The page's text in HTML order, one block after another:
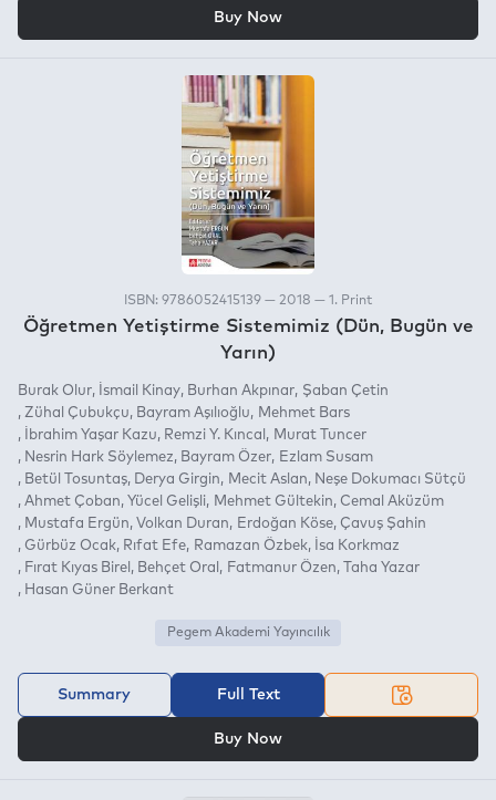
Buy Now
ISBN: 9786052415139 — 2018 — 1. Print
Öğretmen Yetiştirme Sistemimiz (Dün, Bugün ve
Yarın)
Burak Olur İsmail Kinay Burhan Akpınar
Şaban Çetin
Zühal Çubukçu
Bayram Aşılıoğlu
Mehmet Bars
İbrahim Yaşar Kazu
Remzi Y. Kıncal
Murat Tuncer
Nesrin Hark Söylemez
Bayram Özer
Ezlam Susam
Betül Tosuntaş
Derya Girgin Mecit Aslan
Neşe Dokumacı Sütçü
Ahmet Çoban
Yücel Gelişli Mehmet Gültekin
Cemal Aküzüm
Mustafa Ergün Volkan Duran Erdoğan Köse Çavuş Şahin
Gürbüz Ocak
Rıfat Efe Ramazan Özbek
İsa Korkmaz
Fırat Kıyas Birel
Behçet Oral Fatmanur Özen
Taha Yazar
Hasan Güner Berkant
Pegem Akademi Yayıncılık
Summary Full Text
Buy Now